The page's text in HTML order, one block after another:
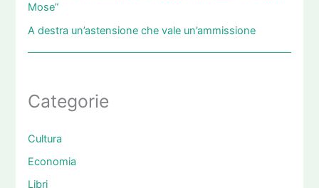
Mose”
A destra un’astensione che vale un’ammissione
Categorie
Cultura
Economia
Libri